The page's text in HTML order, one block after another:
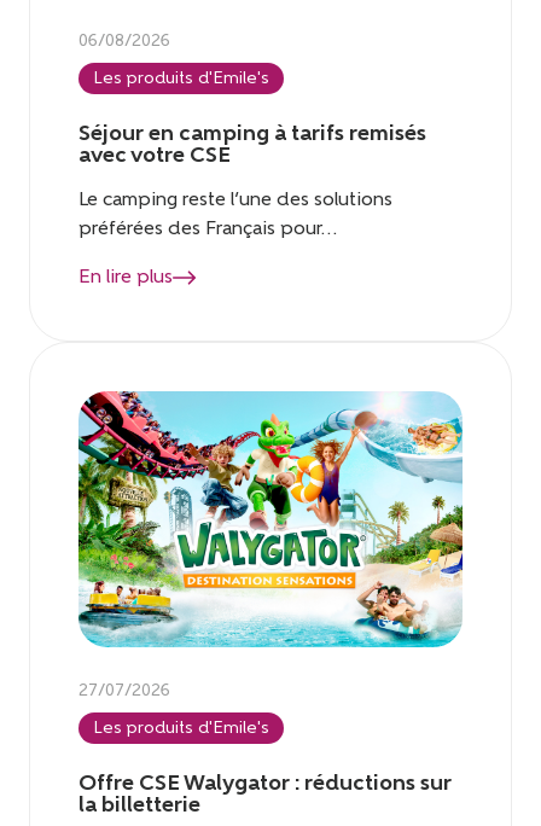
06/08/2026
Les produits d'Emile's
Séjour en camping à tarifs remisés
avec votre CSE
Le camping reste l’une des solutions
préférées des Français pour...
En lire plus
27/07/2026
Les produits d'Emile's
Offre CSE Walygator : réductions sur
la billetterie